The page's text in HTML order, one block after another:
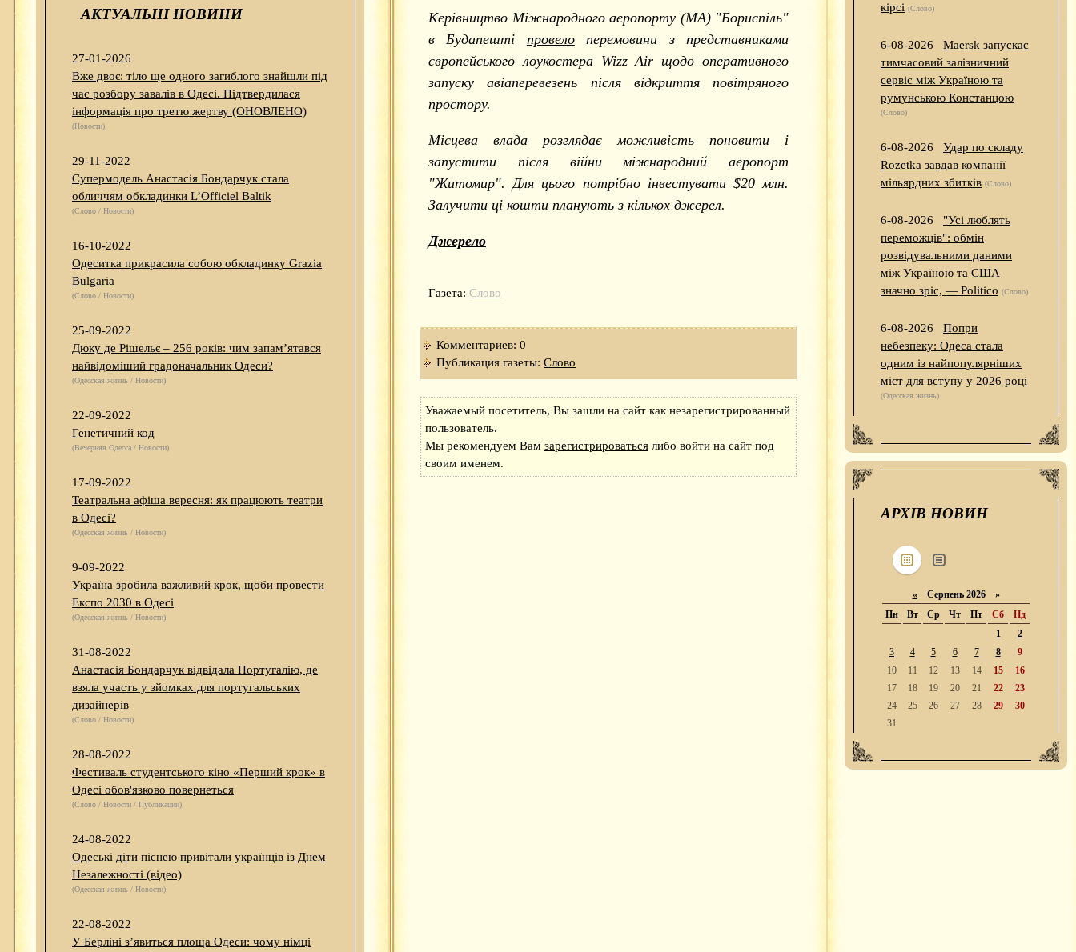
АКТУАЛЬНІ НОВИНИ
27-01-2026
Вже двоє: тіло ще одного загиблого знайшли під
час розбору завалів в Одесі. Підтвердилася
інформація про третю жертву (ОНОВЛЕНО)
(Новости)
29-11-2022
Супермодель Анастасія Бондарчук стала
обличчям обкладинки L’Officiel Baltik
(Слово / Новости)
16-10-2022
Одеситка прикрасила собою обкладинку Grazia
Bulgaria
(Слово / Новости)
25-09-2022
Дюку де Рішельє – 256 років: чим запам’ятався
найвідоміший градоначальник Одеси?
(Одесская жизнь / Новости)
22-09-2022
Генетичний код
(Вечерняя Одесса / Новости)
17-09-2022
Театральна афіша вересня: як працюють театри
в Одесі?
(Одесская жизнь / Новости)
9-09-2022
Україна зробила важливий крок, щоби провести
Експо 2030 в Одесі
(Одесская жизнь / Новости)
31-08-2022
Анастасія Бондарчук відвідала Португалію, де
взяла участь у зйомках для португальських
дизайнерів
(Слово / Новости)
28-08-2022
Фестиваль студентського кіно «Перший крок» в
Одесі обов'язково повернеться
(Слово / Новости / Публикации)
24-08-2022
Одеські діти піснею привітали українців із Днем
Незалежності (відео)
(Одесская жизнь / Новости)
22-08-2022
У Берліні з’явиться площа Одеси: чому німці
Керівництво Міжнародного аеропорту (МА) "Бориспіль"
в Будапешті
провело
перемовини з представниками
європейського лоукостера Wizz Air щодо оперативного
запуску авіаперевезень після відкриття повітряного
простору.
Місцева влада розглядає
можливість поновити і
запустити після війни міжнародний аеропорт
"Житомир". Для цього потрібно інвестувати $20 млн.
Залучити ці кошти планують з кількох джерел.
Джерело
Газета: Слово
Комментариев: 0
Публикация газеты: Слово
Уважаемый посетитель, Вы зашли на сайт как незарегистрированный
пользователь.
Мы рекомендуем Вам зарегистрироваться либо войти на сайт под
своим именем.
кірсі (Слово)
6-08-2026
Maersk запускає
тимчасовий залізничний
сервіс між Україною та
румунською Констанцою
(Слово)
6-08-2026
Удар по складу
Rozetka завдав компанії
мільярдних збитків (Слово)
6-08-2026
"Усі люблять
переможців": обмін
розвідувальними даними
між Україною та США
значно зріс, — Politico (Слово)
6-08-2026
Попри
небезпеку: Одеса стала
одним із найпопулярніших
міст для вступу у 2026 році
(Одесская жизнь)
АРХІВ НОВИН
«Серпень 2026 »
Пн
Вт Ср Чт Пт Сб
Нд
1
2
3
4 5 6 7 8
9
10
11 12 13 14 15
16
17
18 19 20 21 22
23
24
25 26 27 28 29
30
31